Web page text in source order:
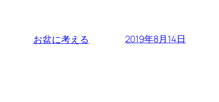
お盆に考える 2019年8月14日